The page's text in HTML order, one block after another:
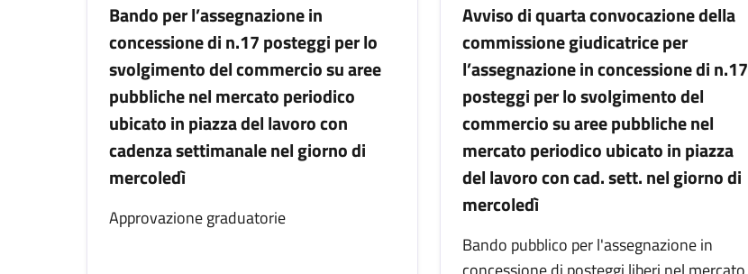
Bando per l’assegnazione in
concessione di n.17 posteggi per lo
svolgimento del commercio su aree
pubbliche nel mercato periodico
ubicato in piazza del lavoro con
cadenza settimanale nel giorno di
mercoledì
Approvazione graduatorie
Avviso di quarta convocazione della
commissione giudicatrice per
l’assegnazione in concessione di n.17
posteggi per lo svolgimento del
commercio su aree pubbliche nel
mercato periodico ubicato in piazza
del lavoro con cad. sett. nel giorno di
mercoledì
Bando pubblico per l'assegnazione in